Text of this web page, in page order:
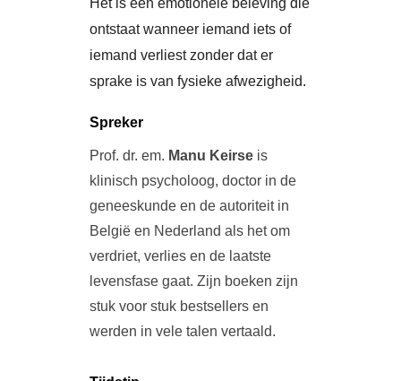
ontstaat wanneer iemand iets of
iemand verliest zonder dat er
sprake is van fysieke afwezigheid.
Spreker
Prof. dr. em. Manu Keirse is
klinisch psycholoog, doctor in de
geneeskunde en de autoriteit in
België en Nederland als het om
verdriet, verlies en de laatste
levensfase gaat. Zijn boeken zijn
stuk voor stuk bestsellers en
werden in vele talen vertaald.